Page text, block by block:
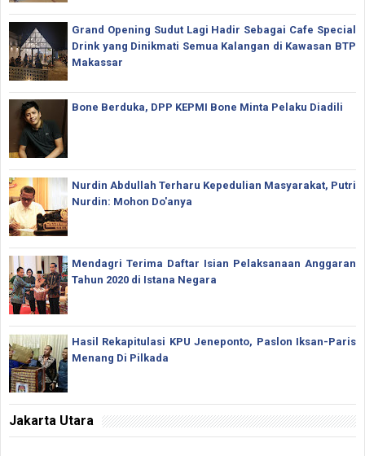
Grand Opening Sudut Lagi Hadir Sebagai Cafe Special
Drink yang Dinikmati Semua Kalangan di Kawasan BTP
Makassar
Bone Berduka, DPP KEPMI Bone Minta Pelaku Diadili
Nurdin Abdullah Terharu Kepedulian Masyarakat, Putri
Nurdin: Mohon Do'anya
Mendagri Terima Daftar Isian Pelaksanaan Anggaran
Tahun 2020 di Istana Negara
Hasil Rekapitulasi KPU Jeneponto, Paslon Iksan-Paris
Menang Di Pilkada
Jakarta Utara